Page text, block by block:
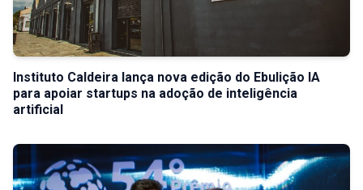
Instituto Caldeira lança nova edição do Ebulição IA
para apoiar startups na adoção de inteligência
artificial